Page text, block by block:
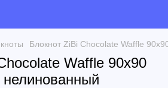
Блокнот ZiBi Chocolate Waffle
Waffle 90x90